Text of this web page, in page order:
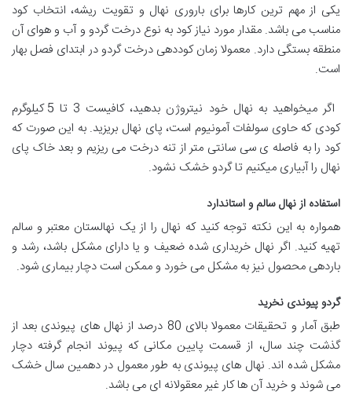
یکی از مهم ترین کارها برای باروری نهال و تقویت ریشه، انتخاب کود
مناسب می باشد. مقدار مورد نیاز کود به نوع درخت گردو و آب و هوای آن
منطقه بستگی دارد. معمولا زمان کوددهی درخت گردو در ابتدای فصل بهار
است.
اگر میخواهید به نهال خود نیتروژن بدهید، کافیست 3 تا 5 کیلوگرم
کودی که حاوی سولفات آمونیوم است، پای نهال بریزید. به این صورت که
کود را به فاصله ی سی سانتی متر از تنه درخت می ریزیم و بعد خاک پای
نهال را آبیاری میکنیم تا گردو خشک نشود.
استفاده از نهال سالم و استاندارد
همواره به این نکته توجه کنید که نهال را از یک نهالستان معتبر و سالم
تهیه کنید. اگر نهال خریداری شده ضعیف و یا دارای مشکل باشد، رشد و
باردهی محصول نیز به مشکل می خورد و ممکن است دچار بیماری شود.
گردو پیوندی نخرید
طبق آمار و تحقیقات معمولا بالای 80 درصد از نهال های پیوندی بعد از
گذشت چند سال، از قسمت پایین مکانی که پیوند انجام گرفته دچار
مشکل شده اند. نهال های پیوندی به طور معمول در دهمین سال خشک
می شوند و خرید آن ها کار غیر معقولانه ای می باشد.